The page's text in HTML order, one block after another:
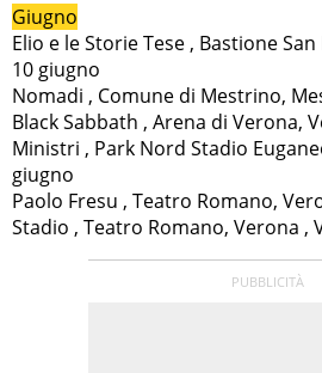
Giugno
Elio e le Storie Tese , Bastione
10 giugno
Nomadi , Comune di Mestrino,
Black Sabbath , Arena di Verona,
Ministri , Park Nord Stadio
giugno
Paolo Fresu , Teatro Romano,
Stadio , Teatro Romano, Verona ,